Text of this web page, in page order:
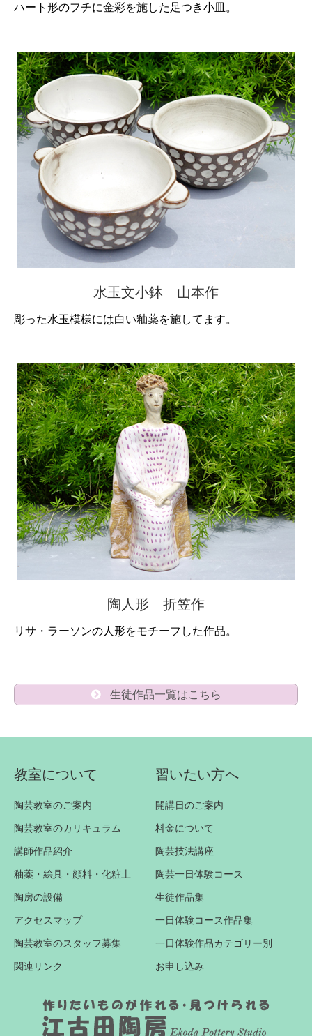
ハート形のフチに金彩を施した足つき小皿。
水玉文小鉢 山本作
彫った水玉模様には白い釉薬を施してます。
陶人形 折笠作
リサ・ラーソンの人形をモチーフした作品。
生徒作品一覧はこちら
教室について
陶芸教室のご案内
陶芸教室のカリキュラム
講師作品紹介
釉薬・絵具・顔料・化粧土
陶房の設備
アクセスマップ
陶芸教室のスタッフ募集
関連リンク
習いたい方へ
開講日のご案内
料金について
陶芸技法講座
陶芸一日体験コース
生徒作品集
一日体験コース作品集
一日体験作品カテゴリー別
お申し込み